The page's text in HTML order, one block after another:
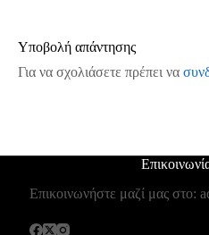
Υποβολή απάντησης
Για να σχολιάσετε πρέπει να
Επικοινωνήστε μαζί μας στο: